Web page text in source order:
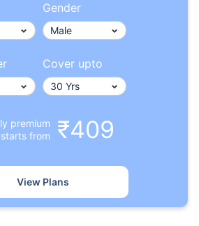
Gender
Cover upto
premium
starts from
₹409
View Plans